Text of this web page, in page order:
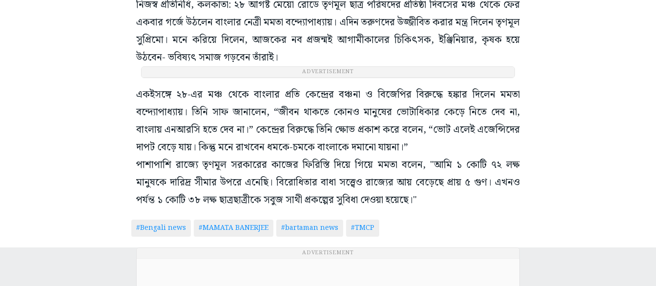
নিজস্ব প্রতিনিধি, কলকাতা: ২৮ আগষ্ট মেয়ো রোডে তৃণমূল ছাত্র পরিষদের প্রতিষ্ঠা দিবসের মঞ্চ থেকে ফের
একবার গর্জে উঠলেন বাংলার নেত্রী মমতা বন্দ্যোপাধ্যায়। এদিন তরুণদের উজ্জীবিত করার মন্ত্র দিলেন তৃণমূল
সুপ্রিমো। মনে করিয়ে দিলেন, আজকের নব প্রজন্মই আগামীকালের চিকিৎসক, ইঞ্জিনিয়ার, কৃষক হয়ে
উঠবেন- ভবিষ্যৎ সমাজ গড়বেন তাঁরাই।
ADVERTISEMENT
একইসঙ্গে ২৮-এর মঞ্চ থেকে বাংলার প্রতি কেন্দ্রের বঞ্চনা ও বিজেপির বিরুদ্ধে হঙ্কার দিলেন মমতা
বন্দ্যোপাধ্যায়। তিনি সাফ জানালেন, “জীবন থাকতে কোনও মানুষের ভোটাধিকার কেড়ে নিতে দেব না,
বাংলায় এনআরসি হতে দেব না।” কেন্দ্রের বিরুদ্ধে তিনি ক্ষোভ প্রকাশ করে বলেন, “ভোট এলেই এজেন্সিদের
দাপট বেড়ে যায়। কিন্তু মনে রাখবেন ধমকে-চমকে বাংলাকে দমানো যায়না।”
পাশাপাশি রাজ্যে তৃণমূল সরকারের কাজের ফিরিস্তি দিয়ে গিয়ে মমতা বলেন, "আমি ১ কোটি ৭২ লক্ষ
মানুষকে দারিদ্র সীমার উপরে এনেছি। বিরোধিতার বাধা সত্ত্বেও রাজ্যের আয় বেড়েছে প্রায় ৫ গুণ। এখনও
পর্যন্ত ১ কোটি ৩৮ লক্ষ ছাত্রছাত্রীকে সবুজ সাথী প্রকল্পের সুবিধা দেওয়া হয়েছে।"
#Bengali news #MAMATA BANERJEE #bartaman news #TMCP
ADVERTISEMENT